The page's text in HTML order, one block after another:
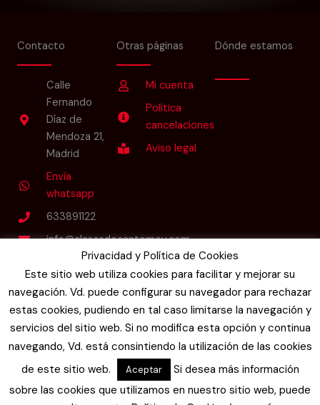
Contacto
Calle
Fernando
Díaz de
Mendoza 21,
Madrid
Envía
whatsapp
633891122
info@clasesdecantomev.com
Follow Us
I
n
s
t
g
a
m
F
a
c
e
b
o
o
k
-
f
L
i
n
k
d
n
-
i
Y
o
u
t
u
b
e
Otras páginas
Mi cuenta
Política
cancelaciones
Aviso legal
Dónde estamos
Privacidad y Política de Cookies
Este sitio web utiliza cookies para facilitar y mejorar su
navegación. Vd. puede configurar su navegador para rechazar
estas cookies, pudiendo en tal caso limitarse la navegación y
servicios del sitio web. Si no modifica esta opción y continua
navegando, Vd. está consintiendo la utilización de las cookies
de este sitio web.
Aceptar
Si desea más información
sobre las cookies que utilizamos en nuestro sitio web, puede